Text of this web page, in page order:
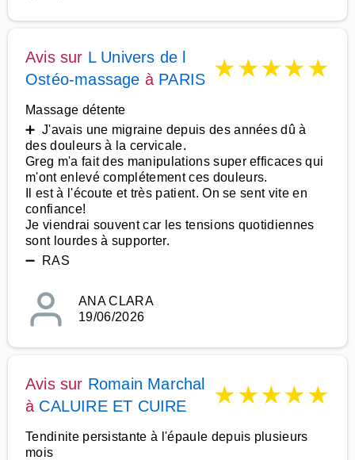
Avis sur L Univers de l
Ostéo-massage à PARIS ★★★★★
Massage détente
➕ J'avais une migraine depuis des années dû à
des douleurs à la cervicale.
Greg m'a fait des manipulations super efficaces qui
m'ont enlevé complétement ces douleurs.
Il est à l'écoute et très patient. On se sent vite en
confiance!
Je viendrai souvent car les tensions quotidiennes
sont lourdes à supporter.
➖ RAS
ANA CLARA
19/06/2026
Avis sur Romain Marchal
à CALUIRE ET CUIRE ★★★★★
Tendinite persistante à l'épaule depuis plusieurs
mois